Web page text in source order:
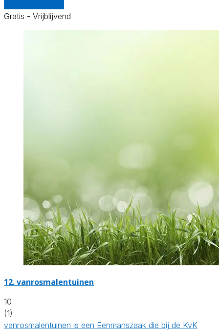
Gratis - Vrijblijvend
12.vanrosmalentuinen
10
(1)
vanrosmalentuinen is een Eenmanszaak die bij de KvK